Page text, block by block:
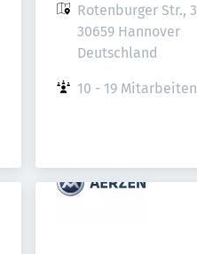
Rotenburger Str., 3
30659 Hannover
Deutschland
10 - 19